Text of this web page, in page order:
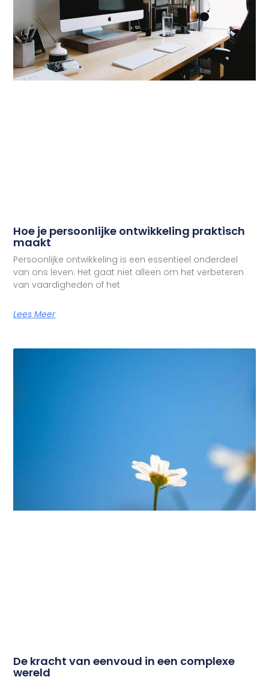
Hoe je persoonlijke ontwikkeling praktisch
maakt
Persoonlijke ontwikkeling is een essentieel onderdeel
van ons leven. Het gaat niet alleen om het verbeteren
van vaardigheden of het
Lees Meer
De kracht van eenvoud in een complexe
wereld